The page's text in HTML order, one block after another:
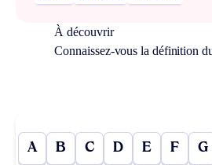
À découvrir
Connaissez-vous la définition
A B C D E F G